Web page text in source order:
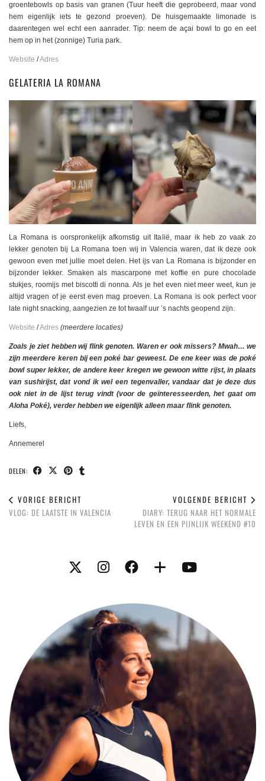
groentebowls op basis van granen (Tuur heeft die geprobeerd, maar vond
hem eigenlijk iets te gezond proeven). De huisgemaakte limonade is
daarentegen wel echt een aanrader. Tip: neem de açai bowl to go en eet
hem op in het (zonnige) Turia park.
Website /Adres
GELATERIA LA ROMANA
La Romana is oorspronkelijk afkomstig uit Italië, maar ik heb zo vaak zo
lekker genoten bij La Romana toen wij in Valencia waren, dat ik deze ook
gewoon even met jullie moet delen. Het ijs van La Romana is bijzonder en
bijzonder lekker. Smaken als mascarpone met koffie en pure chocolade
stukjes, roomijs met biscotti di nonna. Als je het even niet meer weet, kun je
altijd vragen of je eerst even mag proeven. La Romana is ook perfect voor
late night snacking, aangezien ze tot twaalf uur ’s nachts geopend zijn.
Website /Adres (meerdere locaties)
Zoals je ziet hebben wij flink genoten. Waren er ook missers? Mwah… we
zijn meerdere keren bij een poké bar geweest. De ene keer was de poké
bowl super lekker, de andere keer kregen we gewoon witte rijst, in plaats
van sushirijst, dat vond ik wel een tegenvaller, vandaar dat je deze dus
ook niet in de lijst terug vindt (voor de geïnteresseerden, het gaat om
Aloha Poké), verder hebben we eigenlijk alleen maar flink genoten.
Liefs,
Annemerel
DELEN:
VORIGE BERICHT
VLOG: DE LAATSTE IN VALENCIA
VOLGENDE BERICHT
DIARY: TERUG NAAR HET NORMALE
LEVEN EN EEN PIJNLIJK WEEKEND #10